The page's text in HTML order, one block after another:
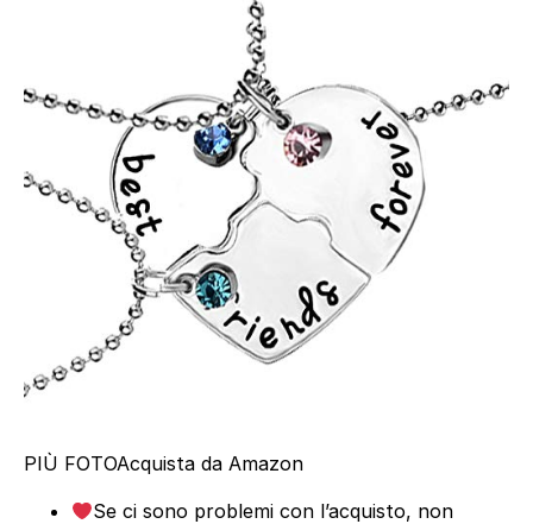
PIÙ FOTOAcquista da Amazon
Se ci sono problemi con l’acquisto, non